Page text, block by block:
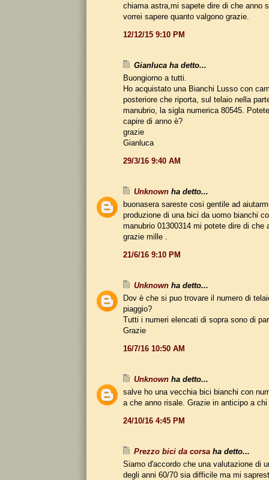
chiama astra,mi sapete dire di che anno
vorrei sapere quanto valgono grazie.
12/12/15 9:10 PM
Gianluca ha detto...
Buongiorno a tutti.
Ho acquistato una Bianchi Lusso con
posteriore che riporta, sul telaio nella
manubrio, la sigla numerica 80545.
capire di anno è?
grazie
Gianluca
29/3/16 9:40 AM
Unknown ha detto...
buonasera sareste cosi gentile ad
produzione di una bici da uomo bianchi
manubrio 01300314 mi potete dire di che
grazie mille .
21/6/16 9:10 PM
Unknown ha detto...
Dov è che si puo trovare il numero di
piaggio?
Tutti i numeri elencati di sopra sono di
Grazie
16/7/16 10:50 AM
Unknown ha detto...
salve ho una vecchia bici bianchi con
a che anno risale. Grazie in anticipo a
24/10/16 4:45 PM
Prezzo bici da corsa ha detto...
Siamo d'accordo che una valutazione di
degli anni 60/70 sia difficile ma mi